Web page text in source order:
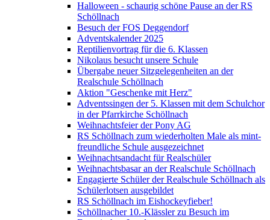
Halloween - schaurig schöne Pause an der RS
Schöllnach
Besuch der FOS Deggendorf
Adventskalender 2025
Reptilienvortrag für die 6. Klassen
Nikolaus besucht unsere Schule
Übergabe neuer Sitzgelegenheiten an der
Realschule Schöllnach
Aktion "Geschenke mit Herz"
Adventssingen der 5. Klassen mit dem Schulchor
in der Pfarrkirche Schöllnach
Weihnachtsfeier der Pony AG
RS Schöllnach zum wiederholten Male als mint-
freundliche Schule ausgezeichnet
Weihnachtsandacht für Realschüler
Weihnachtsbasar an der Realschule Schöllnach
Engagierte Schüler der Realschule Schöllnach als
Schülerlotsen ausgebildet
RS Schöllnach im Eishockeyfieber!
Schöllnacher 10.-Klässler zu Besuch im